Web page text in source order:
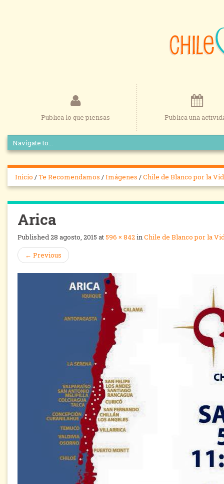
Publica lo que piensas Publica una
Inicio /Te Recomendamos /Imágenes /Chile de Blanco por la
Arica
Published28 agosto, 2015 at 596 × 842inChile de Blanco por la
← Previous